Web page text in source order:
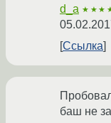
d_a
Ссылка
баш не